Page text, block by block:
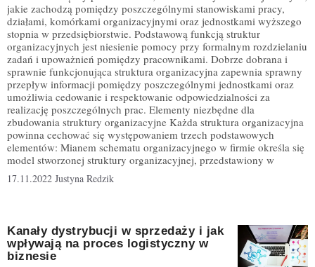
jakie zachodzą pomiędzy poszczególnymi stanowiskami pracy,
działami, komórkami organizacyjnymi oraz jednostkami wyższego
stopnia w przedsiębiorstwie. Podstawową funkcją struktur
organizacyjnych jest niesienie pomocy przy formalnym rozdzielaniu
zadań i upoważnień pomiędzy pracownikami. Dobrze dobrana i
sprawnie funkcjonująca struktura organizacyjna zapewnia sprawny
przepływ informacji pomiędzy poszczególnymi jednostkami oraz
umożliwia cedowanie i respektowanie odpowiedzialności za
realizację poszczególnych prac. Elementy niezbędne dla
zbudowania struktury organizacyjne Każda struktura organizacyjna
powinna cechować się występowaniem trzech podstawowych
elementów: Mianem schematu organizacyjnego w firmie określa się
model stworzonej struktury organizacyjnej, przedstawiony w
17.11.2022 Justyna Redzik
Kanały dystrybucji w sprzedaży i jak
wpływają na proces logistyczny w
biznesie